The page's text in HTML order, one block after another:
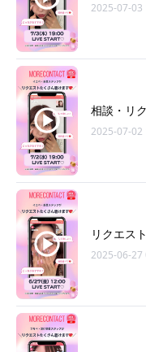
2025-07-03
相談・リ
2025-07-02
リクエス
2025-06-27